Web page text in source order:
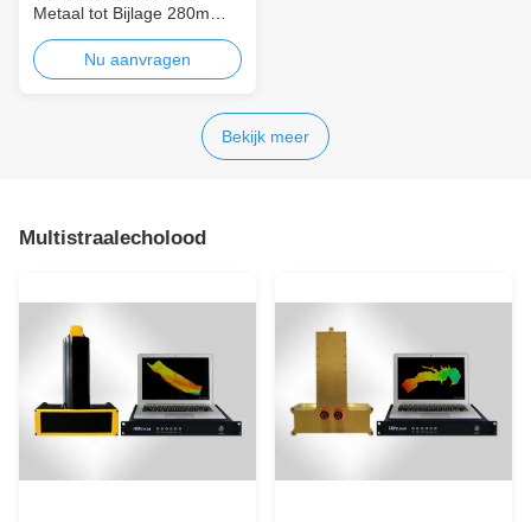
Metaal tot Bijlage 280m
2GB de Enige Rendabele
Bijlage van het het hoog-
Pixel volledig-Metaal van
Nu aanvragen
Bekijk meer
Multistraalecholood